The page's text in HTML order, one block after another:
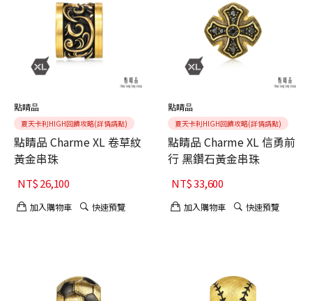
點睛品
夏天卡利HIGH回饋攻略(詳情請點)
點睛品 Charme XL 卷草紋
黃金串珠
NT$26,100
加入購物車 快速預覽
點睛品
夏天卡利HIGH回饋攻略(詳情請點)
點睛品 Charme XL 信勇前
行 黑鑽石黃金串珠
NT$33,600
加入購物車 快速預覽